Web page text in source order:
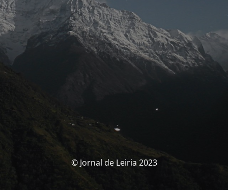
© Jornal de Leiria 2023